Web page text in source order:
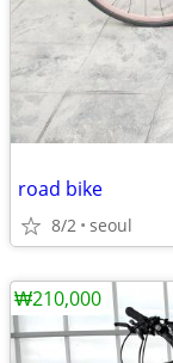
road bike
8/2 seoul
₩210,000